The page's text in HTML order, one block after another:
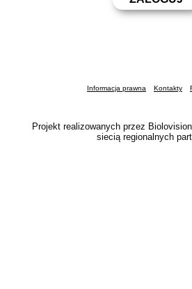
Informacja prawna Kontakty
Projekt realizowanych przez
siecią regionalnych